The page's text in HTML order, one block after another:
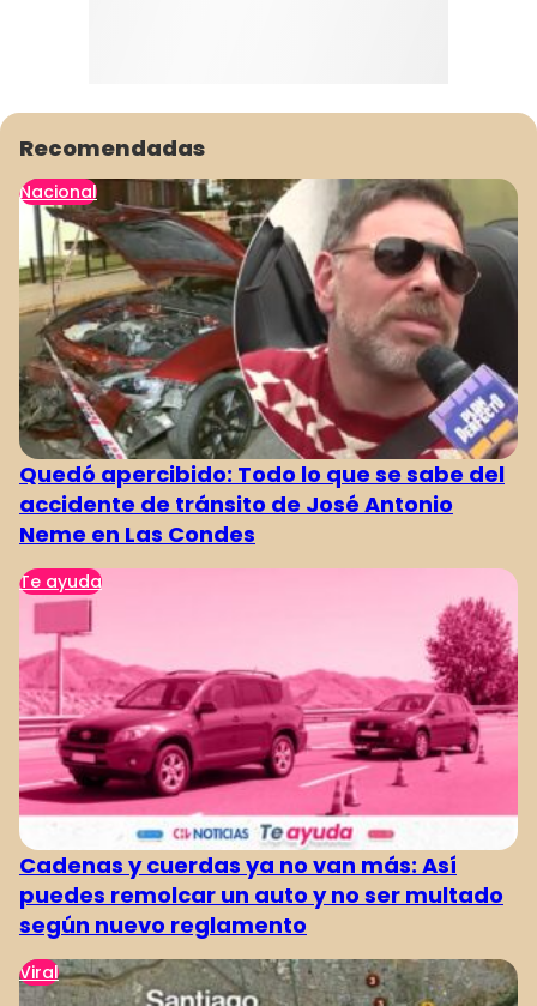
Recomendadas
Nacional
Quedó apercibido: Todo lo que se sabe del
accidente de tránsito de José Antonio
Neme en Las Condes
Te ayuda
Cadenas y cuerdas ya no van más: Así
puedes remolcar un auto y no ser multado
según nuevo reglamento
Viral